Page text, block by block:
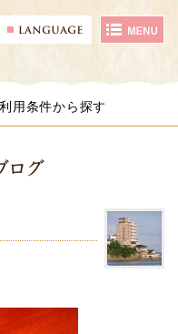
用条件から探す
ログ